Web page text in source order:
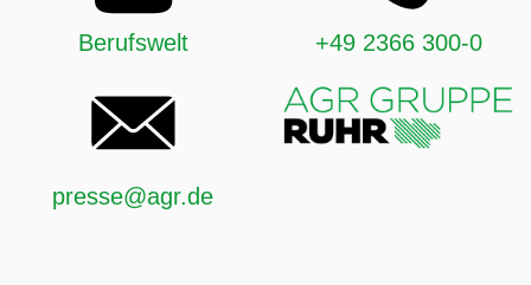
Berufswelt +49 2366 300-0
presse@agr.de